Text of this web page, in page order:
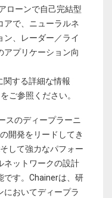
ローンで自己完結型
アで、ニューラルネ
ン、レーダー／ライ
アプリケーション向
関する詳細な情報
をご参照ください。
スのディープラーニ
開発をリードしてき
して強力なパフォー
ネットワークの設計
です。Chainerは、研
においてディープラ